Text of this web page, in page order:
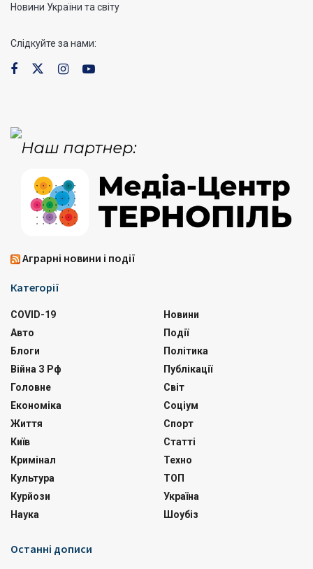
Новини України та світу
Слідкуйте за нами:
Аграрні новини і події
Категорії
COVID-19
Авто
Блоги
Війна З Рф
Головне
Економіка
Життя
Київ
Кримінал
Культура
Курйози
Наука
Новини
Події
Політика
Публікації
Світ
Соціум
Спорт
Статті
Техно
ТОП
Україна
Шоубіз
Останні дописи